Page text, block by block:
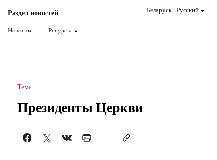
Раздел новостей
Новости Ресурсы
Беларусь-Pусский
Тема
Президенты Церкви